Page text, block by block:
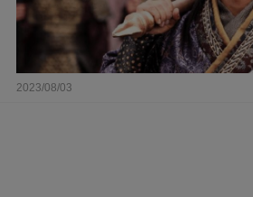
2023/08/03